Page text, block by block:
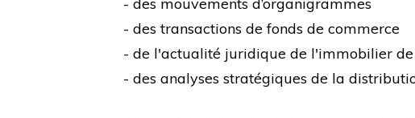
- des mouvements d’organigrammes
- des transactions de fonds de commerce
- de l'actualité juridique de l'immobilier
- des analyses stratégiques de la